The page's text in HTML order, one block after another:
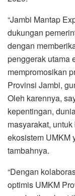
“Jambi Mantap
dukungan
dengan
penggerak utama
mempromosikan
Provinsi Jambi,
Oleh karennya,
kepentingan,
masyarakat,
ekosistem UMKM
tambahnya.
“Dengan
optimis UMKM